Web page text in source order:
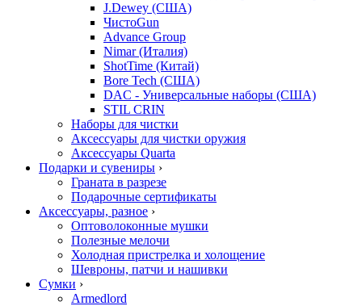
J.Dewey (США)
ЧистоGun
Advance Group
Nimar (Италия)
ShotTime (Китай)
Bore Tech (США)
DAC - Универсальные наборы (США)
STIL CRIN
Наборы для чистки
Аксессуары для чистки оружия
Аксессуары Quarta
Подарки и сувениры ›
Граната в разрезе
Подарочные сертификаты
Аксессуары, разное ›
Оптоволоконные мушки
Полезные мелочи
Холодная пристрелка и холощение
Шевроны, патчи и нашивки
Сумки ›
Armedlord